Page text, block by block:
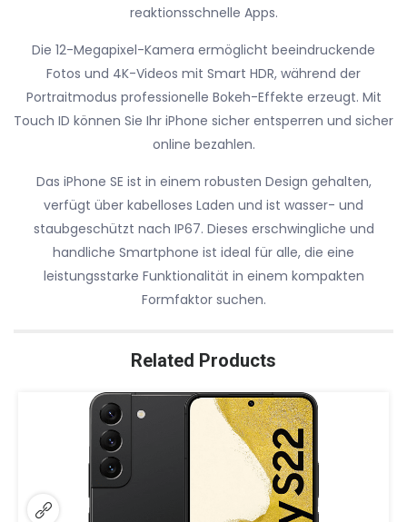
reaktionsschnelle Apps.
Die 12-Megapixel-Kamera ermöglicht beeindruckende
Fotos und 4K-Videos mit Smart HDR, während der
Portraitmodus professionelle Bokeh-Effekte erzeugt. Mit
Touch ID können Sie Ihr iPhone sicher entsperren und sicher
online bezahlen.
Das iPhone SE ist in einem robusten Design gehalten,
verfügt über kabelloses Laden und ist wasser- und
staubgeschützt nach IP67. Dieses erschwingliche und
handliche Smartphone ist ideal für alle, die eine
leistungsstarke Funktionalität in einem kompakten
Formfaktor suchen.
Related Products